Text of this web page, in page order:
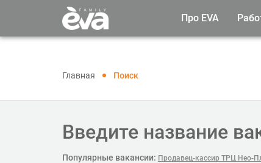
Про EVA
Главная Поиск
Введите название
Популярные вакансии: Продавец-кассир ТРЦ Нео-